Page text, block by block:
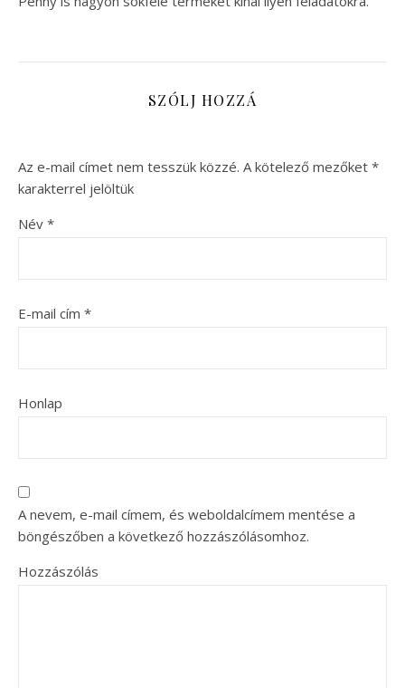
SZÓLJ HOZZÁ
Az e-mail címet nem tesszük közzé. A kötelező mezőket *
karakterrel jelöltük
Név *
E-mail cím *
Honlap
A nevem, e-mail címem, és weboldalcímem mentése a
böngészőben a következő hozzászólásomhoz.
Hozzászólás